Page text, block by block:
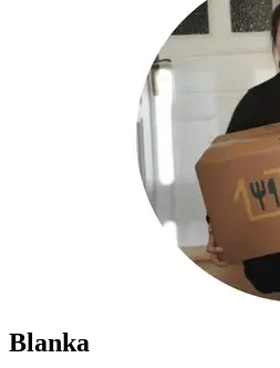
Blanka